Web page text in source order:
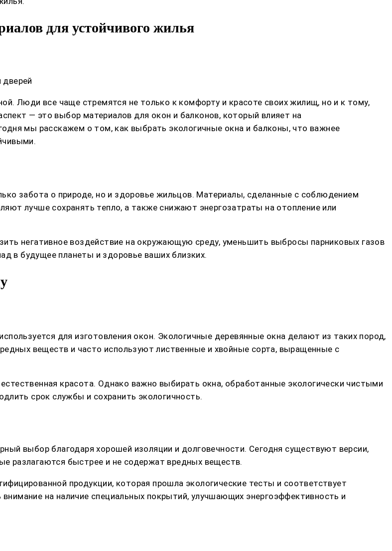
для устойчивого жилья
Люди все чаще стремятся не только к комфорту и красоте своих жилищ, но и к тому,
— это выбор материалов для окон и балконов, который влияет на
мы расскажем о том, как выбрать экологичные окна и балконы, что важнее
забота о природе, но и здоровье жильцов. Материалы, сделанные с соблюдением
лучше сохранять тепло, а также снижают энергозатраты на отопление или
негативное воздействие на окружающую среду, уменьшить выбросы парниковых газов
в будущее планеты и здоровье ваших близких.
для изготовления окон. Экологичные деревянные окна делают из таких пород,
веществ и часто используют лиственные и хвойные сорта, выращенные с
красота. Однако важно выбирать окна, обработанные экологически чистыми
срок службы и сохранить экологичность.
выбор благодаря хорошей изоляции и долговечности. Сегодня существуют версии,
разлагаются быстрее и не содержат вредных веществ.
продукции, которая прошла экологические тесты и соответствует
на наличие специальных покрытий, улучшающих энергоэффективность и